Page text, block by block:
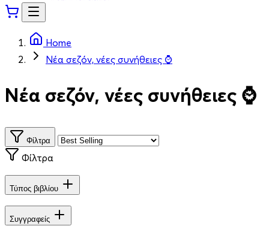
Home
Νέα σεζόν, νέες συνήθειες ⌚
Νέα σεζόν, νέες συνήθειες ⌚
Φίλτρα
Φίλτρα
Τύπος βιβλίου
Συγγραφείς